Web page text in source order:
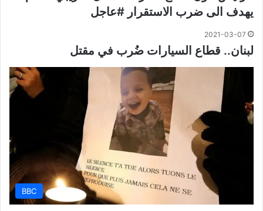
يهدف الى ضرب الاستقرار #عاجل
2021-03-07
لبنان.. قطاع السيارات ضُرب في مقتل
BBC